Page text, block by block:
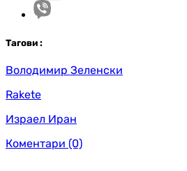
Тагови :
Володимир Зеленски
Rakete
Израел Иран
Коментари (0)